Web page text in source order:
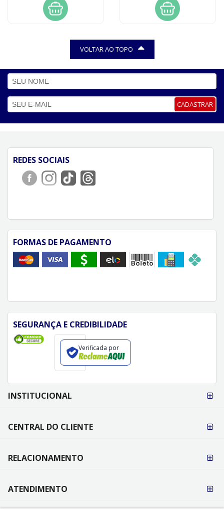
VOLTAR AO TOPO
CADASTRAR
REDES SOCIAIS
FORMAS DE PAGAMENTO
SEGURANÇA E CREDIBILIDADE
Verificada por
FORMAS DE
PAGAMENTO
INSTITUCIONAL
CENTRAL DO CLIENTE
RELACIONAMENTO
ATENDIMENTO